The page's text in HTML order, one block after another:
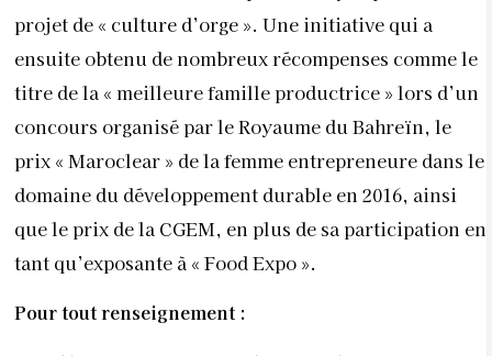
projet de « culture d’orge ». Une initiative qui a
ensuite obtenu de nombreux récompenses comme le
titre de la « meilleure famille productrice » lors d’un
concours organisé par le Royaume du Bahreïn, le
prix « Maroclear » de la femme entrepreneure dans le
domaine du développement durable en 2016, ainsi
que le prix de la CGEM, en plus de sa participation en
tant qu’exposante à « Food Expo ».
Pour tout renseignement :